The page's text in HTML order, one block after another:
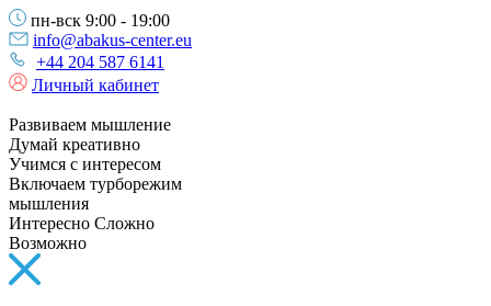
пн-вск 9:00 - 19:00
info@abakus-center.eu
+44 204 587 6141
Личный кабинет
Развиваем мышление
Думай креативно
Учимся с интересом
Включаем турборежим
мышления
Интересно Сложно
Возможно